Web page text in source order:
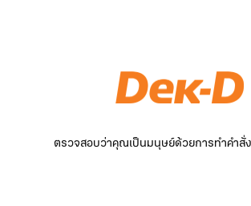
ตรวจสอบว่าคุณเป็นมนุษย์ด้วยการทำคำสั่ง